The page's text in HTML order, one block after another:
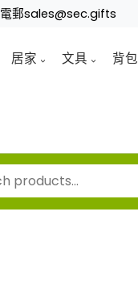
電郵sales@sec.gifts
居家 文具 背包